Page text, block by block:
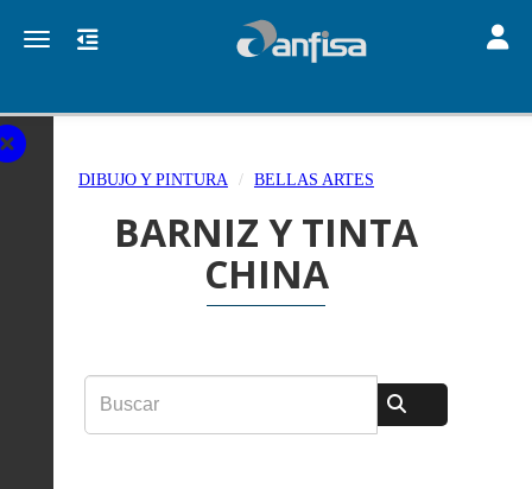
Toggle navigation
DIBUJO Y PINTURA BELLAS ARTES
BARNIZ Y TINTA
CHINA